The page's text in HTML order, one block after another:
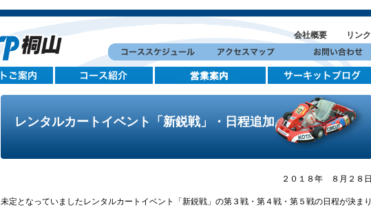
リンク
会社概要
レンタルカートイベント「新鋭戦」・日程追加
２０１８年 ８月２８日
未定となっていましたレンタルカートイベント「新鋭戦」の第３戦・第４戦・第５戦の日程が決まり